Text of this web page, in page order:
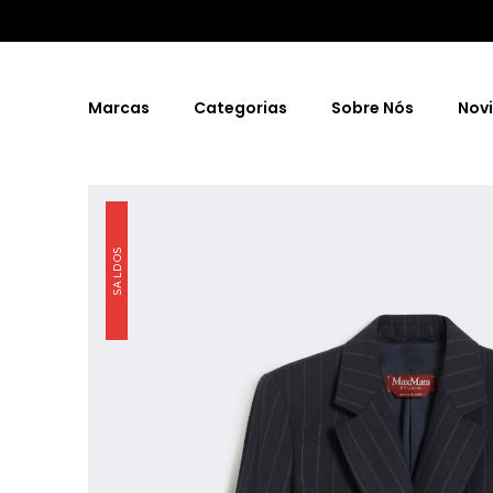
Marcas Categorias Sobre Nós
SALDOS